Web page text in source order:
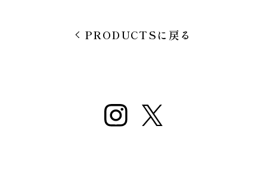
PRODUCTSに戻る